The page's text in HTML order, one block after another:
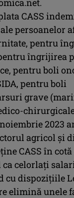
CASS
persoanelor
pentru
îngrijirea
pentru boli
pentru boli
grave
2023
agricol şi
CASS în cotă
ca celorlaţi
cu dispoziţiile
elimină unele